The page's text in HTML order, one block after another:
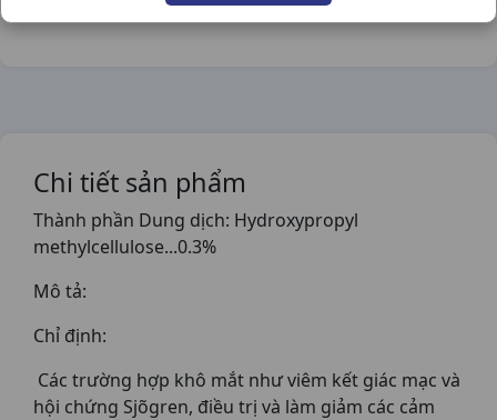
Chi tiết sản phẩm
Thành phần Dung dịch: Hydroxypropyl
methylcellulose...0.3%
Mô tả:
Chỉ định:
Các trường hợp khô mắt như viêm kết giác mạc và
hội chứng Sjõgren, điều trị và làm giảm các cảm